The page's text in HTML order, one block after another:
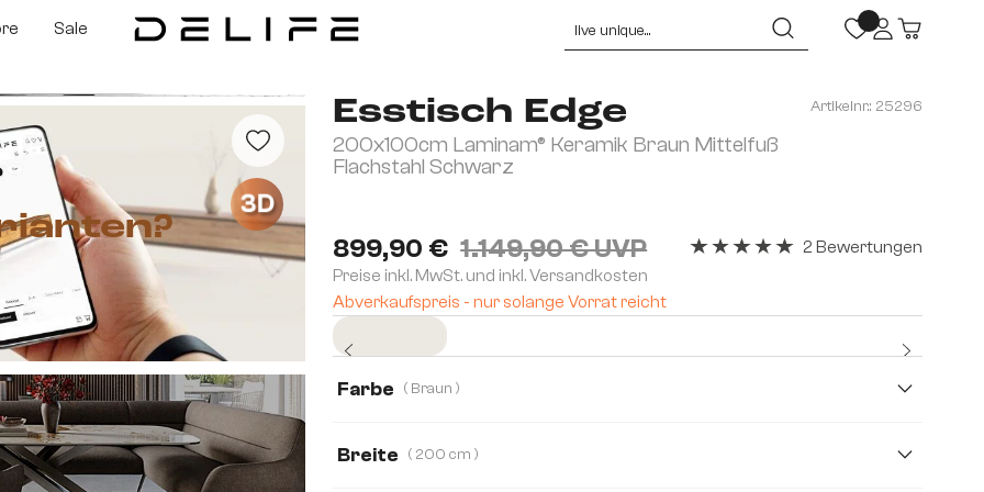
Sale
Esstisch Edge
200x100cm Laminam® Keramik Braun Mittelfuß
Flachstahl Schwarz
Artikelnr.: 25296
899,90 € 1.149,90 € UVP
Preise inkl. MwSt. und inkl. Versandkosten
Abverkaufspreis - nur solange Vorrat reicht
2 Bewertungen
Farbe ( Braun )
Breite ( 200 cm )
3D